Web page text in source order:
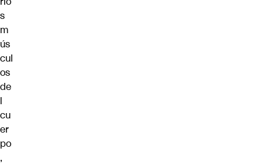
s
m
ús
cul
os
de
l
cu
er
po
,